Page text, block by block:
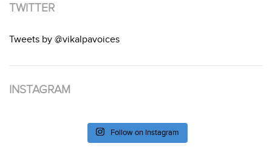
TWITTER
Tweets by @vikalpavoices
INSTAGRAM
Follow on Instagram